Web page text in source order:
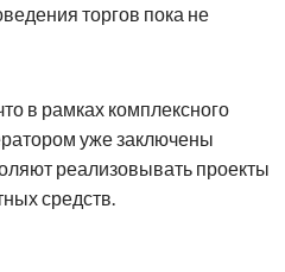
торгов пока не
в рамках комплексного
уже заключены
реализовывать проекты
средств.